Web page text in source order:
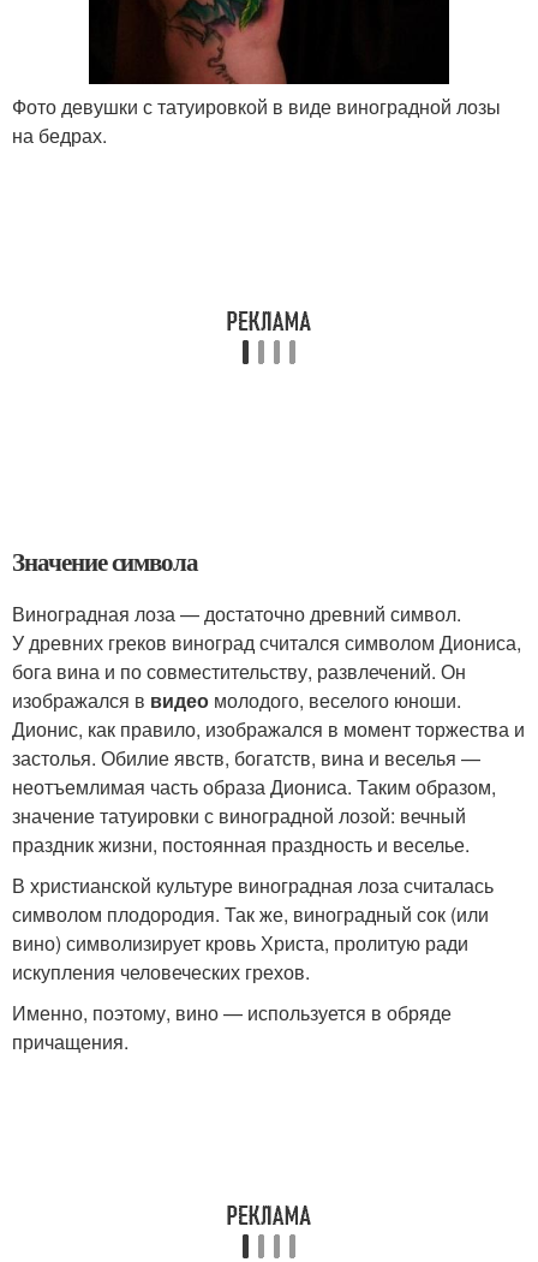
Фото девушки с татуировкой в виде виноградной лозы
на бедрах.
Значение символа
Виноградная лоза — достаточно древний символ.
У древних греков виноград считался символом Диониса,
бога вина и по совместительству, развлечений. Он
изображался в видео молодого, веселого юноши.
Дионис, как правило, изображался в момент торжества и
застолья. Обилие явств, богатств, вина и веселья —
неотъемлимая часть образа Диониса. Таким образом,
значение татуировки с виноградной лозой: вечный
праздник жизни, постоянная праздность и веселье.
В христианской культуре виноградная лоза считалась
символом плодородия. Так же, виноградный сок (или
вино) символизирует кровь Христа, пролитую ради
искупления человеческих грехов.
Именно, поэтому, вино — используется в обряде
причащения.